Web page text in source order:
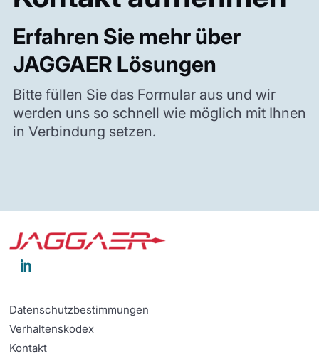
Erfahren Sie mehr über
JAGGAER Lösungen
Bitte füllen Sie das Formular aus und wir
werden uns so schnell wie möglich mit Ihnen
in Verbindung setzen.

Datenschutzbestimmungen
Verhaltenskodex
Kontakt